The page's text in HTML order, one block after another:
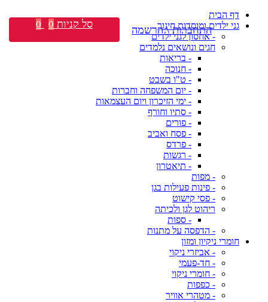
דף הבית
גני ילדים ומוסדות חינוך
- אחסון לגני ילדים
חגים ונושאים נלמדים
- בריאות
- חנוכה
- ט"ו בשבט
- יום המשפחה וחברות
- ימי הזיכרון ויום העצמאות
- סתיו וחורף
- פורים
- פסח ואביב
- פרדס
- רגשות
- תיאטרון
- מפות
- פינות פעילות בגן
- פסי קישוט
ריהוט לגן ולכיתה
- ספות
- הדפסה על מתנות
חומרי ניקיון ומזון
- אביזרי ניקוי
- חד-פעמי
- חומרי ניקוי
- כפפות
- מטהרי אוויר
התחברות \ הרשמה סל קניות 0
0